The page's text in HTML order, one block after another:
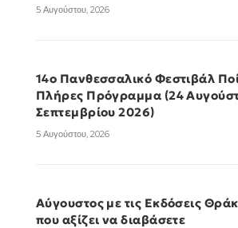
5 Αυγούστου, 2026
14ο Πανθεσσαλικό Φεστιβάλ
Πλήρες Πρόγραμμα (24
Σεπτεμβρίου 2026)
5 Αυγούστου, 2026
Αύγουστος με τις Εκδόσεις
που αξίζει να διαβάσετε